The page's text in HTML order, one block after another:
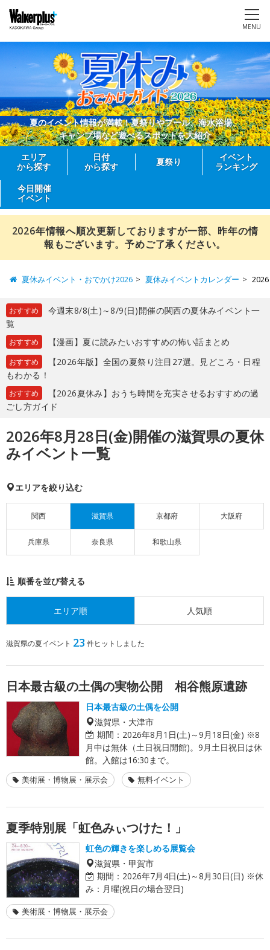
MENU
夏のイベント情報が満載！夏祭りやプール、海水浴場、
キャンプ場など遊べるスポットを大紹介
エリア
から探す
日付
から探す
夏祭り
イベント
ランキング
今日開催
イベント
2026年情報へ順次更新しておりますが一部、昨年の情
報もございます。予めご了承ください。
夏休みイベント・おでかけ2026 夏休みイベントカレンダー
おすすめ
今週末8/8(土)～8/9(日)開催の関西の夏休みイベント一
覧
おすすめ 【漫画】夏に読みたいおすすめの怖い話まとめ
おすすめ
【2026年版】全国の夏祭り注目27選。見どころ・日程
もわかる！
おすすめ
【2026夏休み】おうち時間を充実させるおすすめの過
ごし方ガイド
2026年8月28日(金)開催の滋賀県の夏休
みイベント一覧
エリアを絞り込む
関西 滋賀県 京都府 大阪府
兵庫県 奈良県 和歌山県
順番を並び替える
エリア順 人気順
滋賀県の夏イベント 23 件ヒットしました
日本最古級の土偶の実物公開 相谷熊原遺跡
日本最古級の土偶を公開
滋賀県・大津市
期間： 2026年8月1日(土)～9月18日(金) ※8
月中は無休（土日祝日開館)。9月土日祝日は休
館。入館は16:30まで。
美術展・博物展・展示会 無料イベント
夏季特別展「虹色みぃつけた！」
虹色の輝きを楽しめる展覧会
滋賀県・甲賀市
期間： 2026年7月4日(土)～8月30日(日) ※休
み：月曜(祝日の場合翌日)
美術展・博物展・展示会